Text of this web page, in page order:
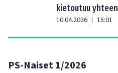
kietoutuu yhteen
10.04.2026 | 15:01
PS-Naiset 1/2026